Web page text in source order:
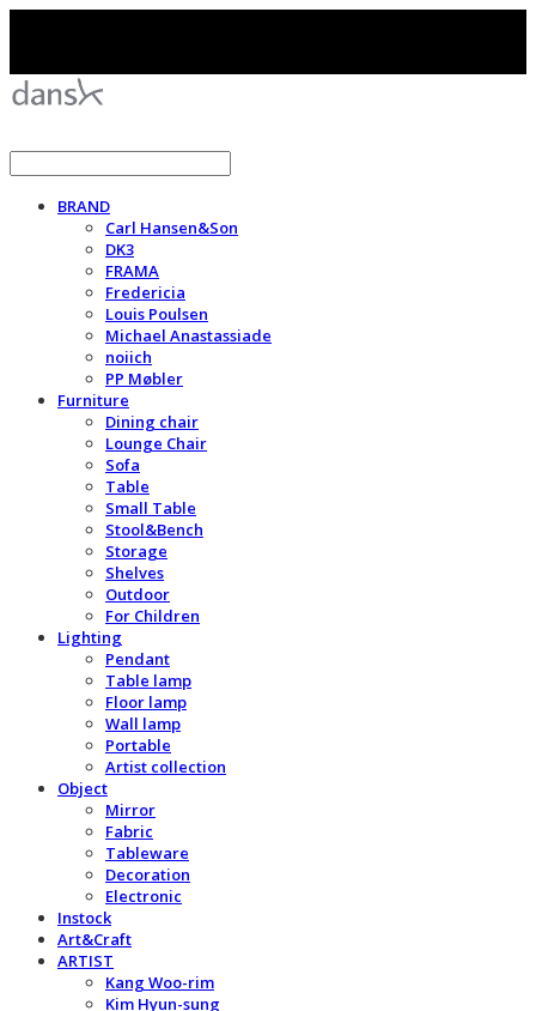
BRAND
Carl Hansen&Son
DK3
FRAMA
Fredericia
Louis Poulsen
Michael Anastassiade
noiich
PP Møbler
Furniture
Dining chair
Lounge Chair
Sofa
Table
Small Table
Stool&Bench
Storage
Shelves
Outdoor
For Children
Lighting
Pendant
Table lamp
Floor lamp
Wall lamp
Portable
Artist collection
Object
Mirror
Fabric
Tableware
Decoration
Electronic
Instock
Art&Craft
ARTIST
Kang Woo-rim
Kim Hyun-sung